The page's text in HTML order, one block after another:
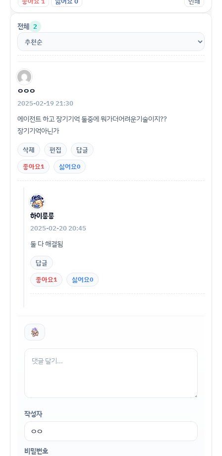
전체 2
ㅇㅇㅇ
2025-02-19 21:30
에이전트 하고 장기기억 둘중에 뭐가더어려운기술이지??
장기기억아닌가
삭제 편집
답글
좋아요1 싫어요0
하이룽룽
2025-02-20 20:45
둘 다 해결됨
답글
좋아요1 싫어요0
작성자
비밀번호